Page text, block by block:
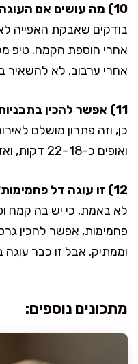
10) מה עושים אם העוגה יצאה נמוכה?
בודקים שאבקת האפייה
אחרי הוספת הקמח. טיפ
אחרי ערבוב, לא להשאיר
11) אפשר להכין בתבניות מאפינס?
ואופים כ-18–22 דקות, ואז מצפים בכפית ציפוי לכל מאפין.
12) זו עוגה דל פחמימות?
לא באמת, כי יש בה קמח
פחמימות, אפשר להכין
וממתיק, אבל זו כבר עוגה
מתכונים נוספים: